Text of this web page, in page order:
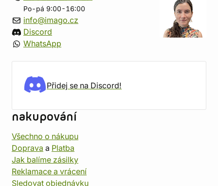
Po-pá 9:00-16:00
info@imago.cz
Discord
WhatsApp
Přidej se na Discord!
nakupování
Všechno o nákupu
Doprava a Platba
Jak balíme zásilky
Reklamace a vrácení
Sledovat objednávku